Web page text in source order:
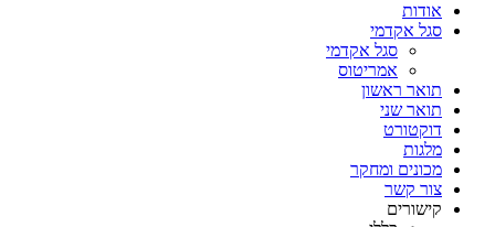
אודות
סגל אקדמי
סגל אקדמי
אמריטוס
תואר ראשון
תואר שני
דוקטורט
מלגות
מכונים ומחקר
צור קשר
קישורים